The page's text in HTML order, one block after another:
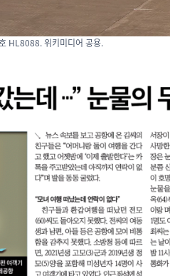
HL8088. 위키미디어 공용.